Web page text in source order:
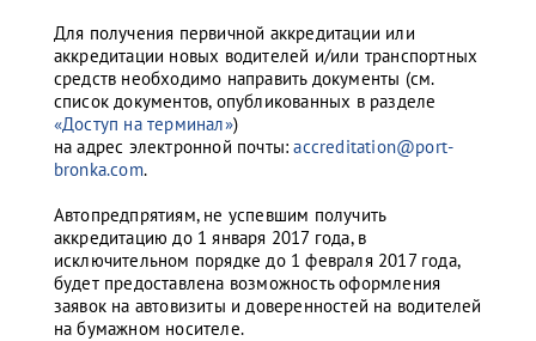
Для получения первичной аккредитации или
аккредитации новых водителей и/или транспортных
средств необходимо направить документы (см.
список документов, опубликованных в разделе
«Доступ на терминал»)
на адрес электронной почты:accreditation@port-
bronka.com.
Автопредпрятиям, не успевшим получить
аккредитацию до 1 января 2017 года, в
исключительном порядке до 1 февраля 2017 года,
будет предоставлена возможность оформления
заявок на автовизиты и доверенностей на водителей
на бумажном носителе.